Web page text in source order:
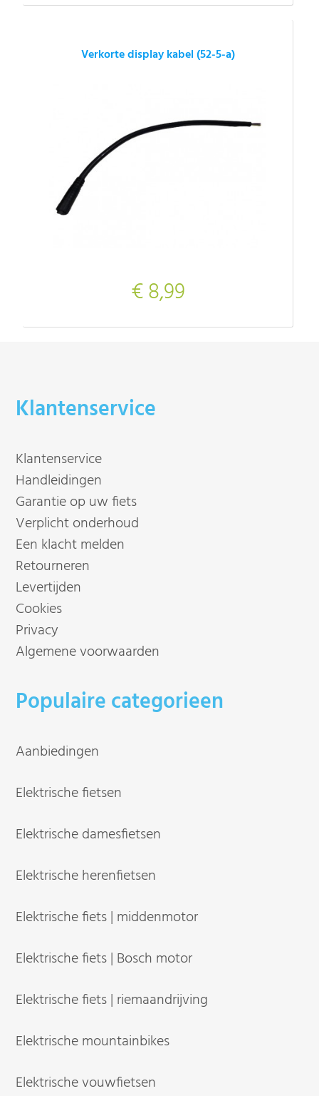
Verkorte display kabel (52-5-a)
€ 8,99
Klantenservice
Klantenservice
Handleidingen
Garantie op uw fiets
Verplicht onderhoud
Een klacht melden
Retourneren
Levertijden
Cookies
Privacy
Algemene voorwaarden
Populaire categorieen
Aanbiedingen
Elektrische fietsen
Elektrische damesfietsen
Elektrische herenfietsen
Elektrische fiets | middenmotor
Elektrische fiets | Bosch motor
Elektrische fiets | riemaandrijving
Elektrische mountainbikes
Elektrische vouwfietsen